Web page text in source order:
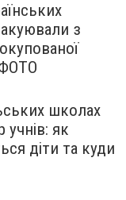
з
ФОТО
школах
учнів: як
діти та куди